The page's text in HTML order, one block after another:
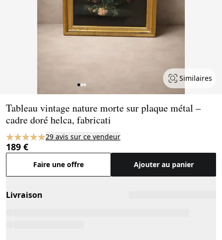
Similaires
Tableau vintage nature morte sur plaque métal –
cadre doré helca, fabricati
29 avis sur ce vendeur
189 €
Faire une offre Ajouter au panier
Livraison